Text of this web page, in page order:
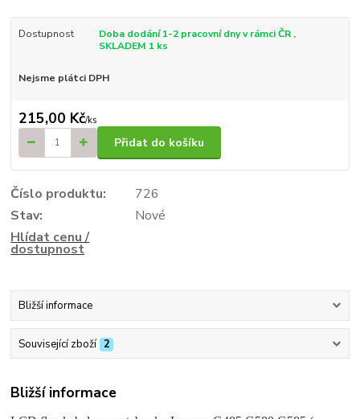
Dostupnost
Doba dodání 1-2 pracovní dny v rámci ČR ,
SKLADEM 1 ks
Nejsme plátci DPH
215,00 Kč/ks
Přidat do košíku
Číslo produktu:
726
Stav:
Nové
Hlídat cenu /
dostupnost
Bližší informace
Související zboží 2
Bližší informace